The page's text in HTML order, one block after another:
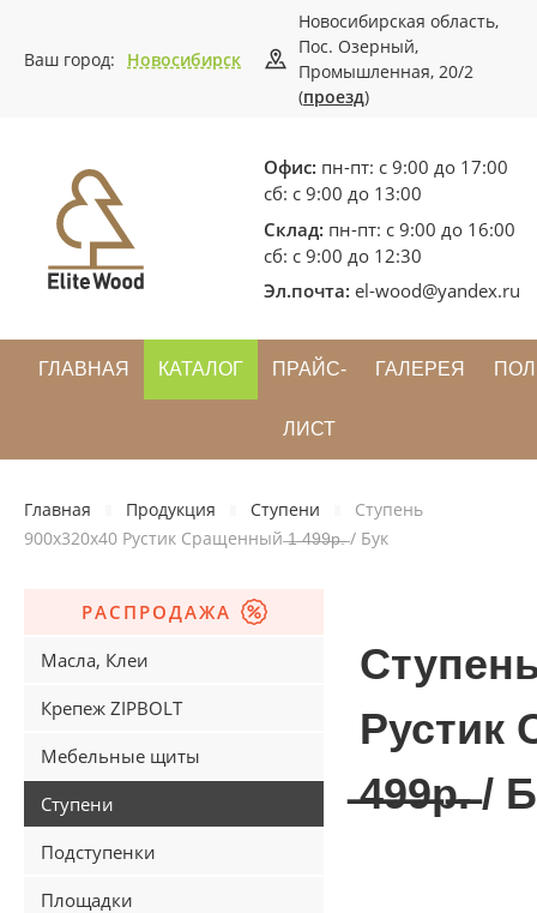
Ваш город: Новосибирск
Новосибирская область,
Пос. Озерный,
Промышленная, 20/2
(проезд)
Офис: пн-пт: с 9:00 до 17:00
сб: с 9:00 до 13:00
Склад: пн-пт: с 9:00 до 16:00
сб: с 9:00 до 12:30
Эл.почта: el-wood@yandex.ru
ГЛАВНАЯ КАТАЛОГ ПРАЙС-
ЛИСТ
ГАЛЕРЕЯ
Главная Продукция Ступени
Ступень
900х320х40 Рустик Сращенный ̶1̶ ̶4̶9̶9̶р̶.̶ / Бук
РАСПРОДАЖА
Масла, Клеи
Крепеж ZIPBOLT
Мебельные щиты
Ступени
Подступенки
Площадки
Рустик
̶4̶9̶9̶р̶.̶ /